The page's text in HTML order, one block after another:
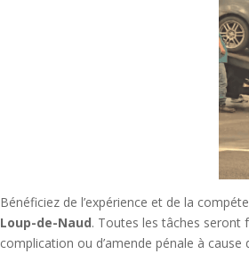
Bénéficiez de l’expérience et de la
Loup-de-Naud. Toutes les tâches seront
complication ou d’amende pénale à